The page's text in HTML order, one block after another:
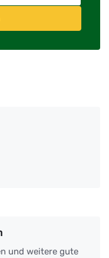
und weitere gute